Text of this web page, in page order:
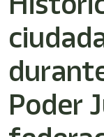
Poder